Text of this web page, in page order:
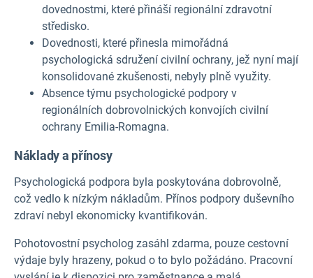
dovednostmi, které přináší regionální zdravotní
středisko.
Dovednosti, které přinesla mimořádná
psychologická sdružení civilní ochrany, jež nyní mají
konsolidované zkušenosti, nebyly plně využity.
Absence týmu psychologické podpory v
regionálních dobrovolnických konvojích civilní
ochrany Emilia-Romagna.
Náklady a přínosy
Psychologická podpora byla poskytována dobrovolně,
což vedlo k nízkým nákladům. Přínos podpory duševního
zdraví nebyl ekonomicky kvantifikován.
Pohotovostní psycholog zasáhl zdarma, pouze cestovní
výdaje byly hrazeny, pokud o to bylo požádáno. Pracovní